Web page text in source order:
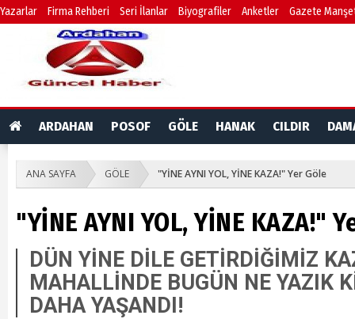
Yazarlar Firma Rehberi Seri İlanlar Biyografiler Anketler Gazete
ARDAHAN POSOF GÖLE HANAK CILDIR
ANA SAYFA GÖLE "YİNE AYNI YOL, YİNE KAZA!" Yer Göle
"YİNE AYNI YOL, YİNE KAZA!"
DÜN YİNE DİLE GETİRDİĞİMİZ
MAHALLİNDE BUGÜN NE YAZIK
DAHA YAŞANDI!